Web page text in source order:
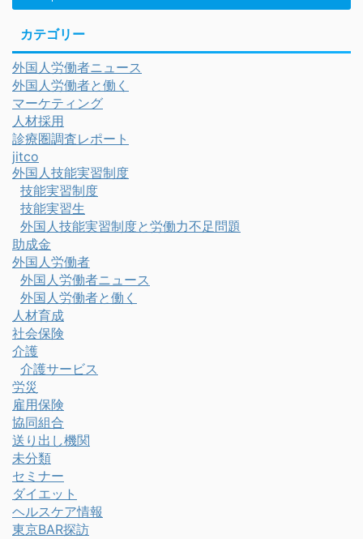
カテゴリー
外国人労働者ニュース
外国人労働者と働く
マーケティング
人材採用
診療圏調査レポート
jitco
外国人技能実習制度
技能実習制度
技能実習生
外国人技能実習制度と労働力不足問題
助成金
外国人労働者
外国人労働者ニュース
外国人労働者と働く
人材育成
社会保険
介護
介護サービス
労災
雇用保険
協同組合
送り出し機関
未分類
セミナー
ダイエット
ヘルスケア情報
東京BAR探訪